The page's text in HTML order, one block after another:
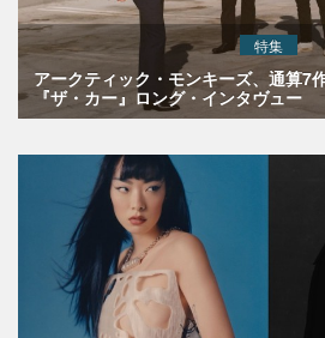
特集
アークティック・モンキーズ、通算7
『ザ・カー』ロング・インタヴュー